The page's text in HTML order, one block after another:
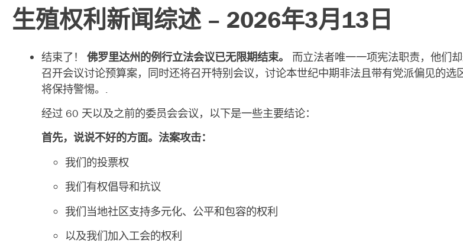
生殖权利新闻综述 – 2026年3月13日
结束了！ 佛罗里达州的例行立法会议已无限期结束。
而立法者唯一一项宪法职责，他们
召开会议讨论预算案，同时还将召开特别会议，讨论本世纪中期非法且带有党派偏见的
将保持警惕。.
经过 60 天以及之前的委员会会议，以下是一些主要结论：
首先，说说不好的方面。法案攻击：
我们的投票权
我们有权倡导和抗议
我们当地社区支持多元化、公平和包容的权利
以及我们加入工会的权利